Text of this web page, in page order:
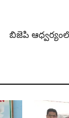
బిజెపి